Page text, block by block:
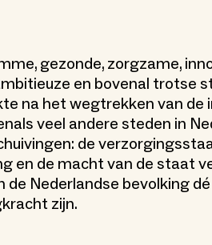
gezonde, zorgzame,
en bovenal trotse
na het wegtrekken van de
veel andere steden in
de
en de macht van de staat
Nederlandse bevolking
zijn.